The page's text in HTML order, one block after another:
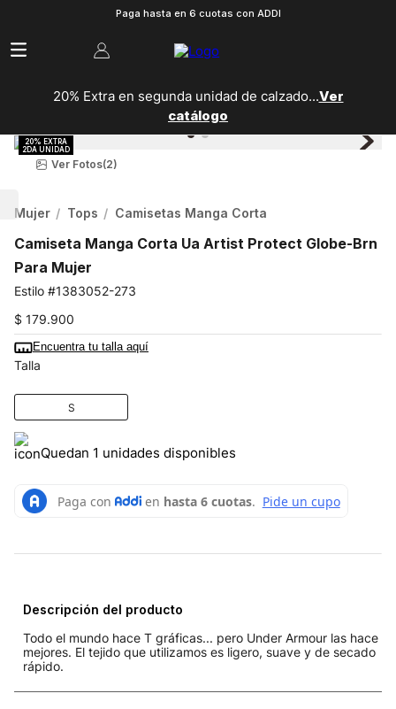
Paga hasta en 6 cuotas con ADDI
20% Extra en segunda unidad de calzado...Ver
catálogo
Ver Fotos(2)
Mujer Tops Camisetas Manga Corta
Camiseta Manga Corta Ua Artist Protect Globe-Brn
Para Mujer
1383052-273
$ 179.900
Encuentra tu talla aquí
Talla
S
Quedan 1 unidades disponibles
Descripción del producto
Todo el mundo hace T gráficas... pero Under Armour las hace
mejores. El tejido que utilizamos es ligero, suave y de secado
rápido.